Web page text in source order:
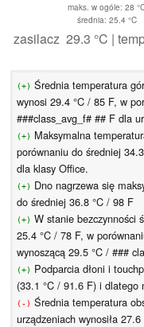
maks. w ogóle: 28
średnia: 25.4 °C
zasilacz 29.3 °C |
(+) Średnia temperatura
wynosi 29.4 °C / 85 F, w
###class_avg_f# ## F dla
(+) Maksymalna
porównaniu do średniej
dla klasy Office.
(+) Dno nagrzewa się
do średniej 36.8 °C / 98 F
(+) W stanie bezczynności
25.4 °C / 78 F, w
wynoszącą 29.5 °C / ###
(+) Podparcia dłoni i
(33.1 °C / 91.6 F) i dlatego
(-) Średnia temperatura
urządzeniach wynosiła